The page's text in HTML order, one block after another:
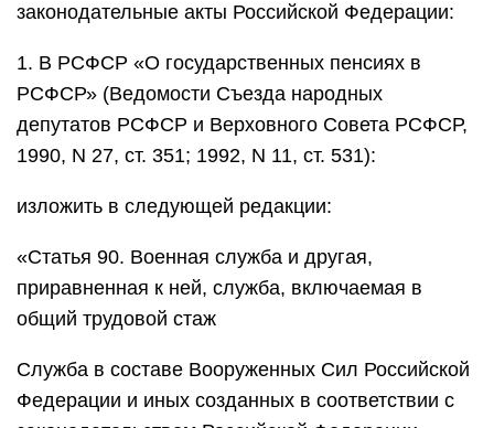
законодательные акты Российской Федерации:
1. В РСФСР «О государственных пенсиях в
РСФСР» (Ведомости Съезда народных
депутатов РСФСР и Верховного Совета РСФСР,
1990, N 27, ст. 351; 1992, N 11, ст. 531):
изложить в следующей редакции:
«Статья 90. Военная служба и другая,
приравненная к ней, служба, включаемая в
общий трудовой стаж
Служба в составе Вооруженных Сил Российской
Федерации и иных созданных в соответствии с